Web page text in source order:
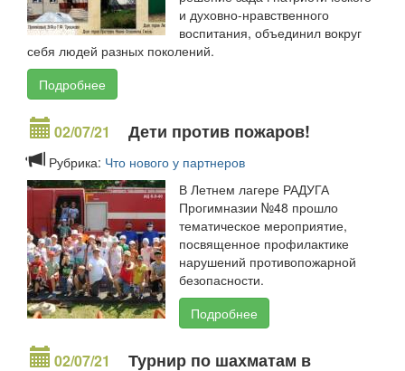
и духовно-нравственного
воспитания, объединил вокруг
себя людей разных поколений.
Подробнее
02/07/21 Дети против пожаров!
Рубрика: Что нового у партнеров
В Летнем лагере РАДУГА
Прогимназии №48 прошло
тематическое мероприятие,
посвященное профилактике
нарушений противопожарной
безопасности.
Подробнее
02/07/21 Турнир по шахматам в